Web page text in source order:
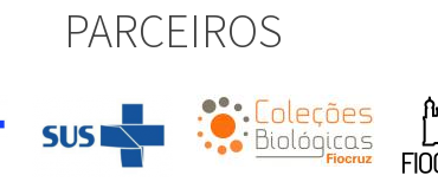
PARCEIROS